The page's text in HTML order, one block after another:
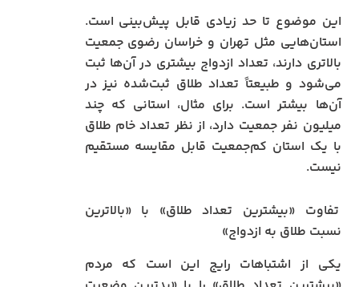
این موضوع تا حد زیادی قابل پیش‌بینی است.
استان‌هایی مثل تهران و خراسان رضوی جمعیت
بالاتری دارند، تعداد ازدواج بیشتری در آن‌ها ثبت
می‌شود و طبیعتاً تعداد طلاق ثبت‌شده نیز در
آن‌ها بیشتر است. برای مثال، استانی که چند
میلیون نفر جمعیت دارد، از نظر تعداد خام طلاق
با یک استان کم‌جمعیت قابل مقایسه مستقیم
نیست.
تفاوت «بیشترین تعداد طلاق» با «بالاترین
نسبت طلاق به ازدواج»
یکی از اشتباهات رایج این است که مردم